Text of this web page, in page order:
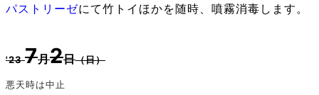
パストリーゼにて竹トイほかを随時、噴霧消毒します。
'237月2日（日）
悪天時は中止